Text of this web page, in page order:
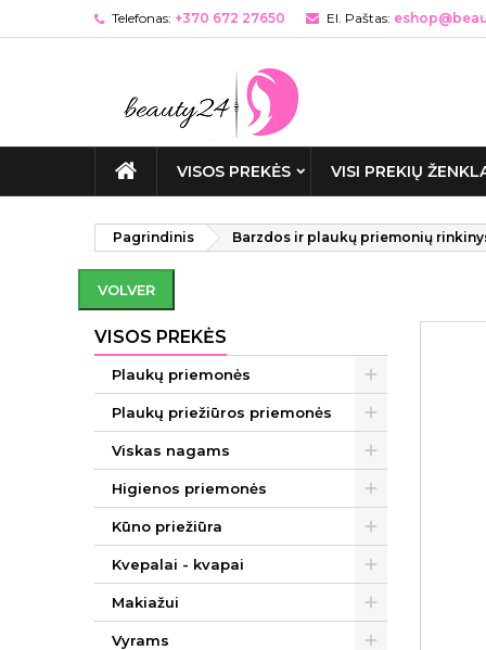
Telefonas: +370 672 27650 El. Paštas:
VISOS PREKĖS VISI PREKIŲ
Pagrindinis Barzdos ir plaukų priemonių
VOLVER
VISOS PREKĖS
Plaukų priemonės
Plaukų priežiūros priemonės
Viskas nagams
Higienos priemonės
Kūno priežiūra
Kvepalai - kvapai
Makiažui
Vyrams